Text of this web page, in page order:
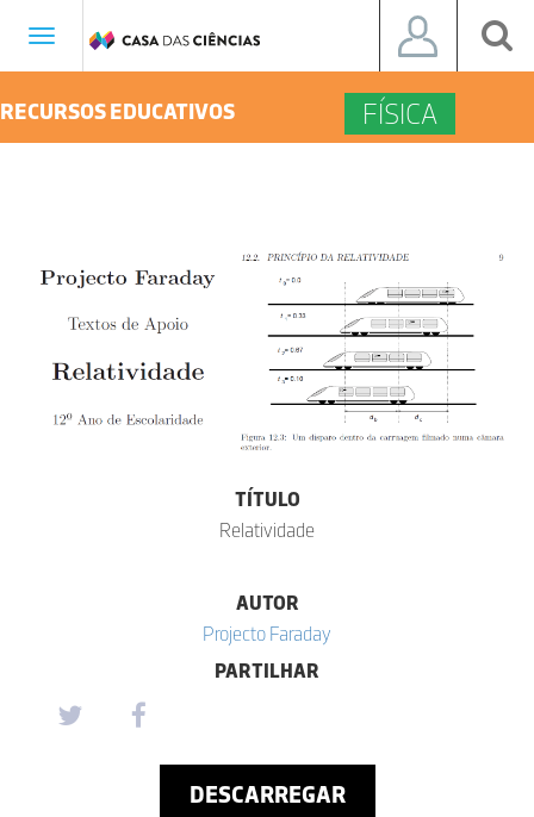
Toggle
RECURSOS EDUCATIVOS FÍSICA
TÍTULO
Relatividade
AUTOR
Projecto Faraday
PARTILHAR
DESCARREGAR